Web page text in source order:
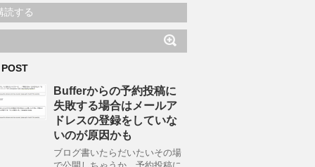
する
Bufferからの予約投稿に
失敗する場合はメールア
ドレスの登録をしていな
いのが原因かも
ブログ書いたらだいたいその場